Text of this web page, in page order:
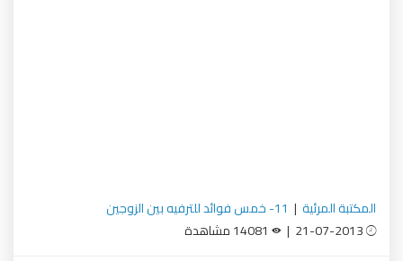
المكتبة المرئية | 11- خمس فوائد للترفيه بين الزوجين